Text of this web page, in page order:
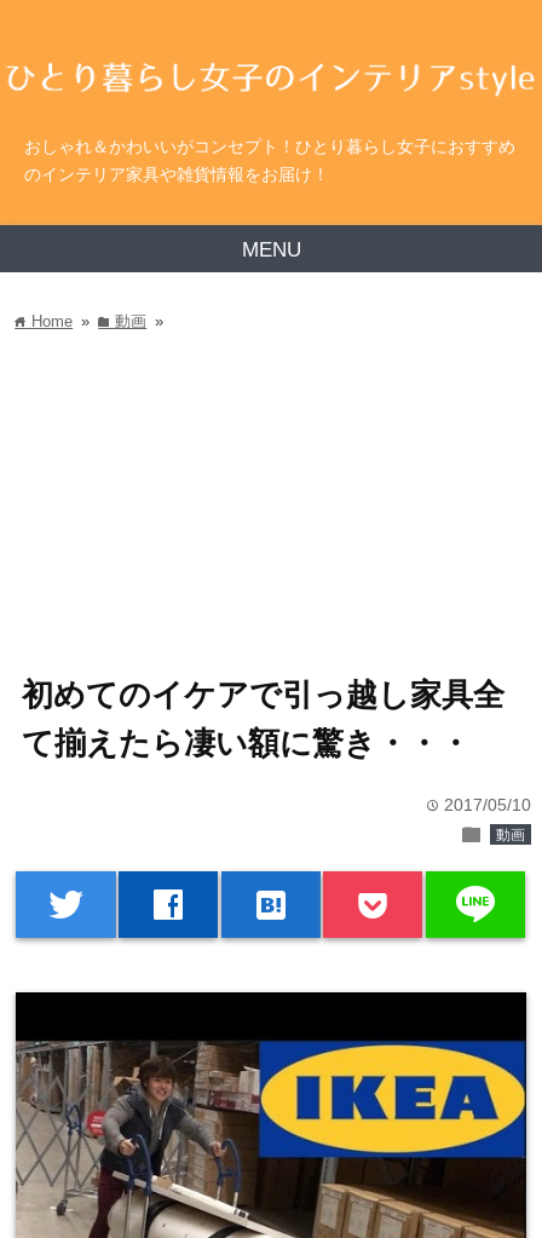
おしゃれ＆かわいいがコンセプト！ひとり暮らし女子におすすめ
のインテリア家具や雑貨情報をお届け！
MENU
home Home » folder動画 »
初めてのイケアで引っ越し家具全
て揃えたら凄い額に驚き・・・
time 2017/05/10
folder 動画
twitter facebook hatenabookmark line